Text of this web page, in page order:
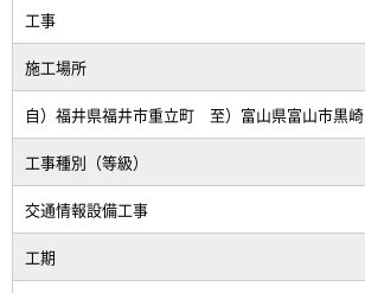
工事
施工場所
自）福井県福井市重立町 至）富山県富山市黒崎
工事種別（等級）
交通情報設備工事
工期